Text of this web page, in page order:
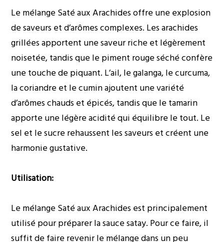
Le mélange Saté aux Arachides offre une explosion
de saveurs et d’arômes complexes. Les arachides
grillées apportent une saveur riche et légèrement
noisetée, tandis que le piment rouge séché confère
une touche de piquant. L’ail, le galanga, le curcuma,
la coriandre et le cumin ajoutent une variété
d’arômes chauds et épicés, tandis que le tamarin
apporte une légère acidité qui équilibre le tout. Le
sel et le sucre rehaussent les saveurs et créent une
harmonie gustative.
Utilisation:
Le mélange Saté aux Arachides est principalement
utilisé pour préparer la sauce satay. Pour ce faire, il
suffit de faire revenir le mélange dans un peu